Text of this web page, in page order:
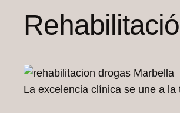
La excelencia clínica se une a